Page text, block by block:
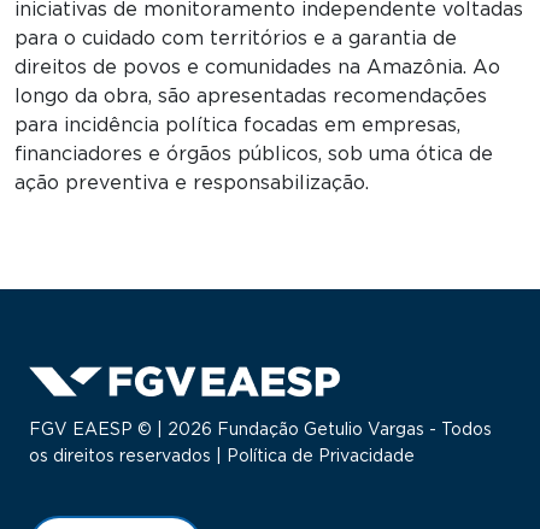
iniciativas de monitoramento independente voltadas
para o cuidado com territórios e a garantia de
direitos de povos e comunidades na Amazônia. Ao
longo da obra, são apresentadas recomendações
para incidência política focadas em empresas,
financiadores e órgãos públicos, sob uma ótica de
ação preventiva e responsabilização.
FGV EAESP © | 2026 Fundação Getulio Vargas - Todos
os direitos reservados |
Política de Privacidade